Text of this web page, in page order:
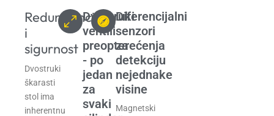
Redundancija
i
sigurnost
Dvostruki
škarasti
stol ima
inherentnu
Dvostruki
ventili
preopterećenja
- po
jedan
za
svaki
Diferencijalni
senzori
za
detekciju
nejednake
visine
Magnetski